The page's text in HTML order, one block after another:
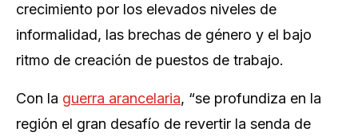
crecimiento por los elevados niveles de
informalidad, las brechas de género y el bajo
ritmo de creación de puestos de trabajo.
Con la guerra arancelaria, “se profundiza en la
región el gran desafío de revertir la senda de